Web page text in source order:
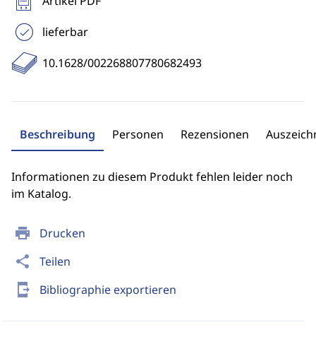
print Drucken
share Teilen
send_to_mobile Bibliographie exportieren
lieferbar
10.1628/002268807780682493
Beschreibung Personen Rezensionen
Informationen zu diesem Produkt fehlen leider noch
im Katalog.